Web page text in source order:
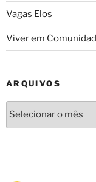
Vagas Elos
Viver em
ARQUIVOS